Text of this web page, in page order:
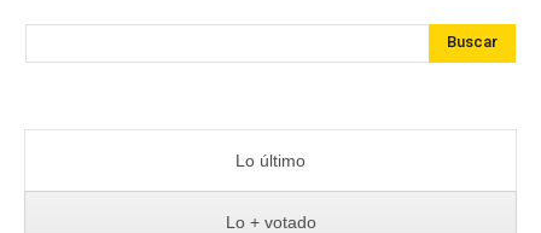
Buscar
Lo último
Lo + votado